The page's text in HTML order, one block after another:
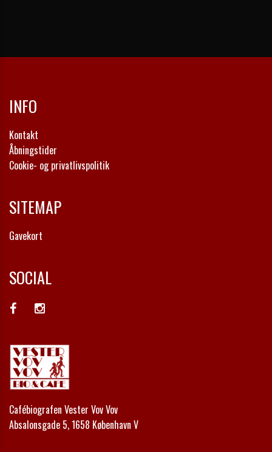
INFO
Kontakt
Åbningstider
Cookie- og privatlivspolitik
SITEMAP
Gavekort
SOCIAL
Cafébiografen Vester Vov Vov
Absalonsgade 5, 1658 København V